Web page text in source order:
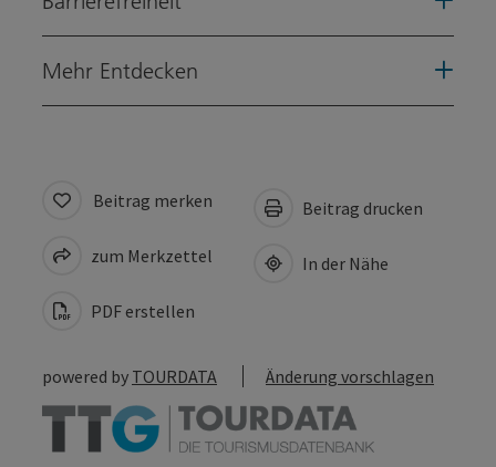
Mehr Entdecken
Beitrag merken
zum Merkzettel
PDF erstellen
Beitrag drucken
In der Nähe
powered by TOURDATA Änderung vorschlagen